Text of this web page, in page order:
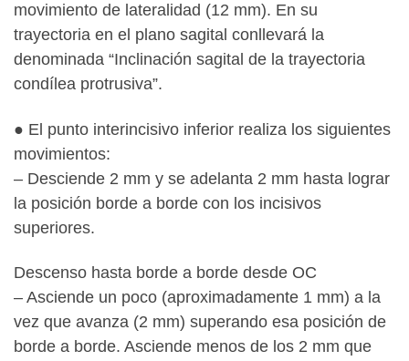
movimiento de lateralidad (12 mm). En su
trayectoria en el plano sagital conllevará la
denominada “Inclinación sagital de la trayectoria
condílea protrusiva”.
● El punto interincisivo inferior realiza los siguientes
movimientos:
– Desciende 2 mm y se adelanta 2 mm hasta lograr
la posición borde a borde con los incisivos
superiores.
Descenso hasta borde a borde desde OC
– Asciende un poco (aproximadamente 1 mm) a la
vez que avanza (2 mm) superando esa posición de
borde a borde. Asciende menos de los 2 mm que